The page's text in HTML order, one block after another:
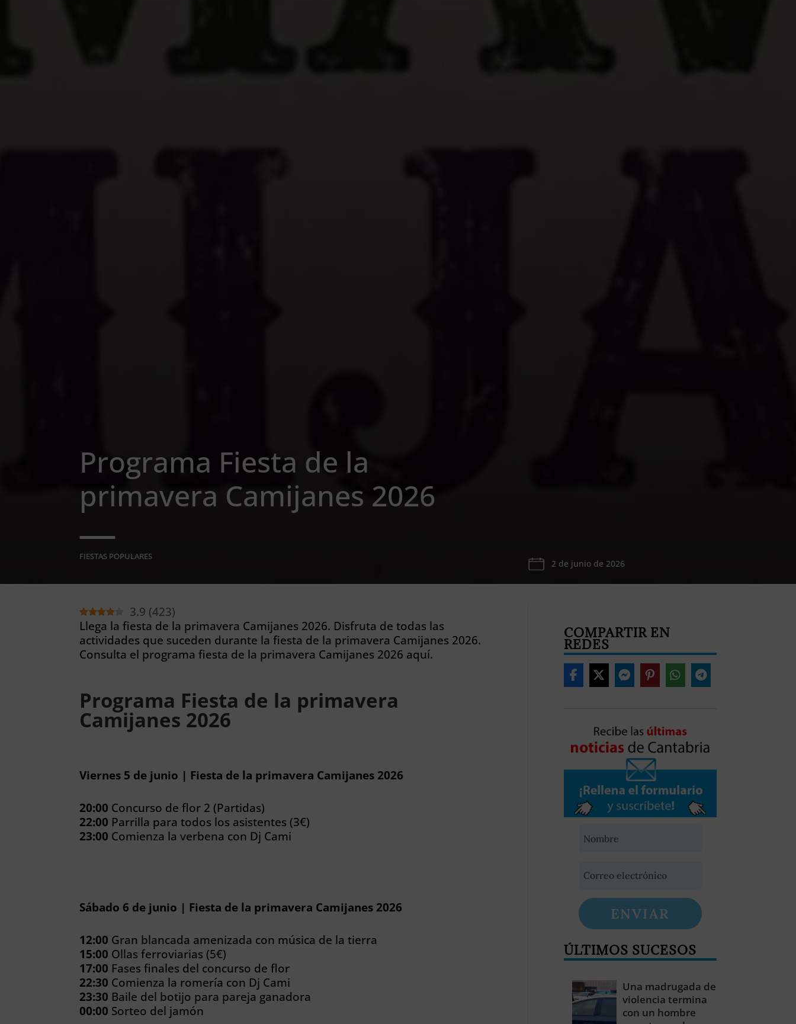
Programa Fiesta de la
primavera Camijanes 2026
FIESTAS POPULARES
2 de junio de 2026
3.9 (423)
Llega la fiesta de la primavera Camijanes 2026. Disfruta de todas las
actividades que suceden durante la fiesta de la primavera Camijanes 2026.
Consulta el programa fiesta de la primavera Camijanes 2026 aquí.
Programa Fiesta de la primavera
Camijanes 2026
Viernes 5 de junio | Fiesta de la primavera Camijanes 2026
20:00 Concurso de flor 2 (Partidas)
22:00 Parrilla para todos los asistentes (3€)
23:00 Comienza la verbena con Dj Cami
Sábado 6 de junio | Fiesta de la primavera Camijanes 2026
12:00 Gran blancada amenizada con música de la tierra
15:00 Ollas ferroviarias (5€)
17:00 Fases finales del concurso de flor
22:30 Comienza la romería con Dj Cami
23:30 Baile del botijo para pareja ganadora
00:00 Sorteo del jamón
COMPARTIR EN
REDES
ENVIAR
ÚLTIMOS SUCESOS
Una madrugada de
violencia termina
con un hombre